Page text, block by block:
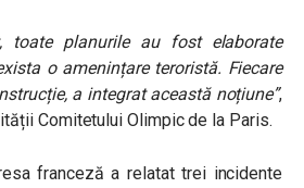
toate planurile au fost elaborate
o amenințare teroristă. Fiecare
a integrat această noțiune”,
Comitetului Olimpic de la Paris.
franceză a relatat trei incidente